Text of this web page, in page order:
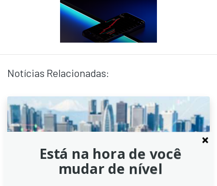
Notícias Relacionadas:
Está na hora de você
mudar de nível